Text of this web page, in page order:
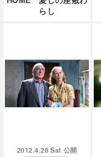
らし
2012.4.28 Sat 公開